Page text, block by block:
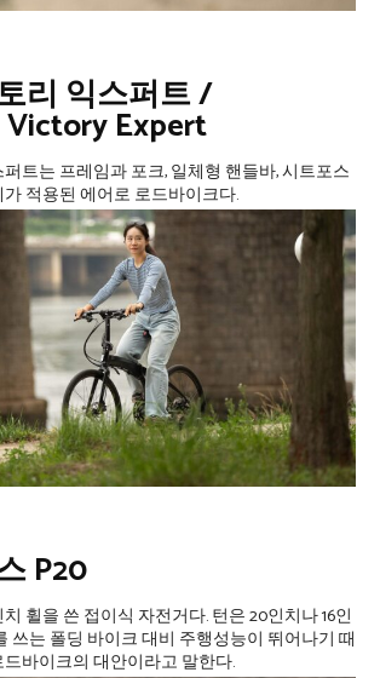
리 익스퍼트 /
Victory Expert
트는 프레임과 포크, 일체형 핸들바, 시트포스
적용된 에어로 로드바이크다.
P20
휠을 쓴 접이식 자전거다. 턴은 20인치나 16인
쓰는 폴딩 바이크 대비 주행성능이 뛰어나기 때
바이크의 대안이라고 말한다.